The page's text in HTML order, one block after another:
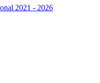
2021 - 2026